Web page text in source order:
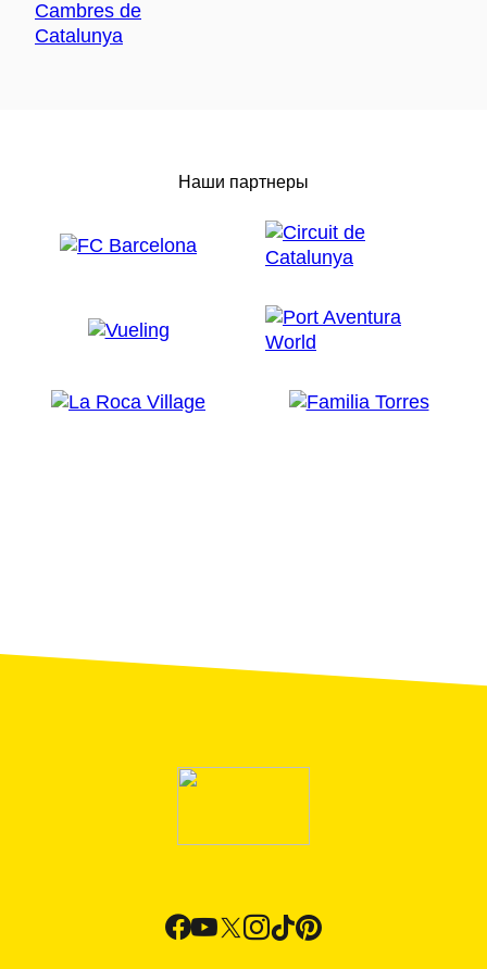
Наши партнеры